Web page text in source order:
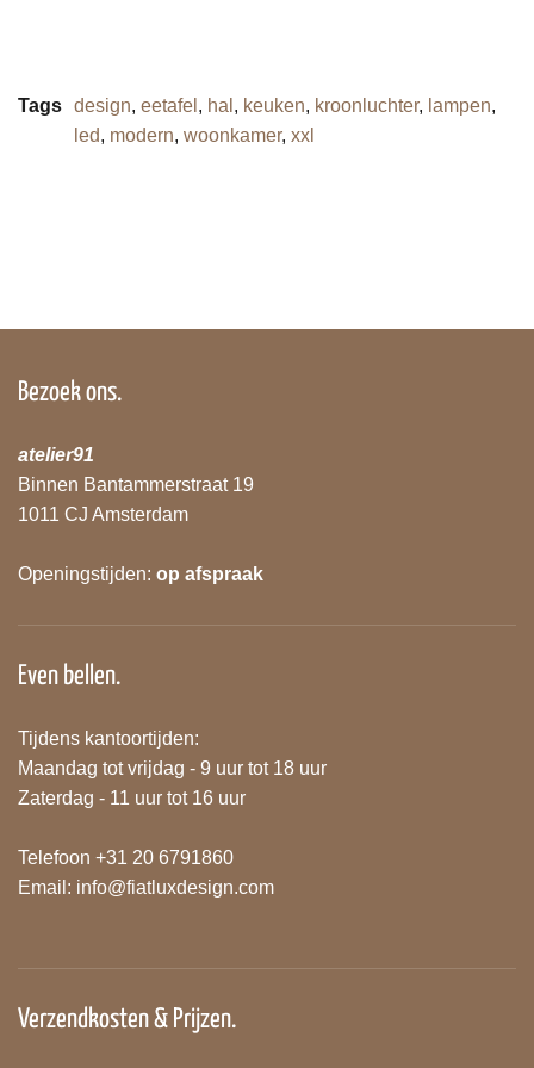
Tags design, eetafel , hal , keuken, kroonluchter, lampen,
led, modern, woonkamer, xxl
Bezoek ons.
atelier91
Binnen Bantammerstraat 19
1011 CJ Amsterdam
Openingstijden: op afspraak
Even bellen.
Tijdens kantoortijden:
Maandag tot vrijdag - 9 uur tot 18 uur
Zaterdag - 11 uur tot 16 uur
Telefoon +31 20 6791860
Email: info@fiatluxdesign.com
Verzendkosten & Prijzen.